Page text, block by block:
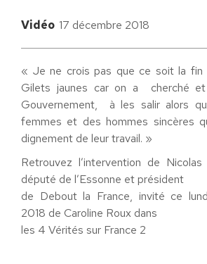
Vidéo 17 décembre 2018
« Je ne crois pas que ce soit la fin
Gilets jaunes car on a cherché
Gouvernement, à les salir alors
femmes et des hommes sincères
dignement de leur travail. »
Retrouvez l’intervention de Nicolas
député de l’Essonne et président
de Debout la France, invité ce
2018 de Caroline Roux dans
les 4 Vérités sur France 2